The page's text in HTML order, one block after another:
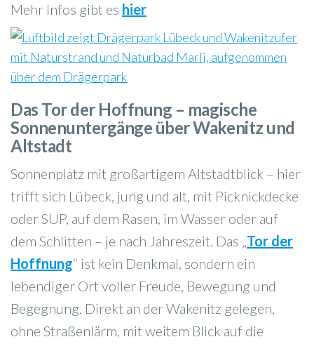
Mehr Infos gibt es hier
Das Tor der Hoffnung – magische
Sonnenuntergänge über Wakenitz und
Altstadt
Sonnenplatz mit großartigem Altstadtblick – hier
trifft sich Lübeck, jung und alt, mit Picknickdecke
oder SUP, auf dem Rasen, im Wasser oder auf
dem Schlitten – je nach Jahreszeit. Das „Tor der
Hoffnung“ ist kein Denkmal, sondern ein
lebendiger Ort voller Freude, Bewegung und
Begegnung. Direkt an der Wakenitz gelegen,
ohne Straßenlärm, mit weitem Blick auf die